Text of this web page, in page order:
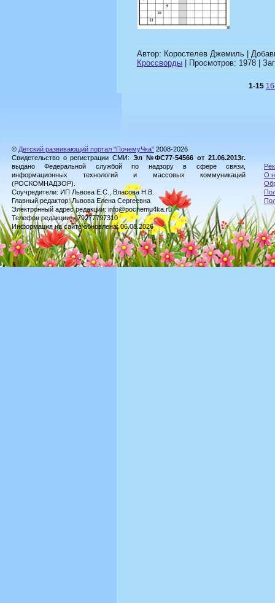
Автор: Коростелев Джемиль |
Кроссворды | Просмотров: 1978 |
1-15
© Детский развивающий портал "ПочемуЧка" 2008-2026
Свидетельство о регистрации СМИ: Эл №ФС77-54566 от 21.06.2013г.
выдано Федеральной службой по надзору в сфере связи,
информационных технологий и массовых коммуникаций
(РОСКОМНАДЗОР).
Соучредители: ИП Львова Е.С., Власова Н.В.
Главный редактор: Львова Елена Сергеевна
Электронный адрес редакции: info@pochemu4ka.ru
Телефон редакции: +79277797310
Информация на сайте обновлена: 06.08.2026
О